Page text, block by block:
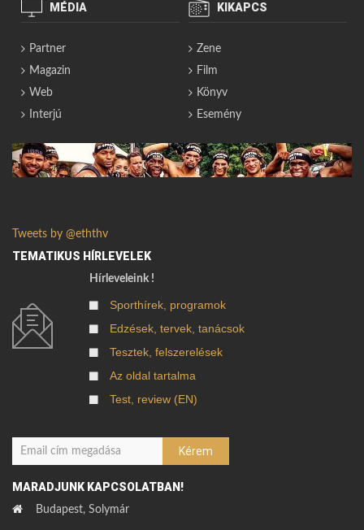
MÉDIA
Partner
Magazin
Web
Interjú
KIKAPCS
Zene
Film
Könyv
Esemény
Tweets by @eththv
TEMATIKUS HÍRLEVELEK
Hírleveleink !
Sporthírek, programok
Edzések, tervek, tanácsok
Tesztek, felszerelések
Az oldal tartalma
Test, review (EN)
MARADJUNK KAPCSOLATBAN!
Budapest, Solymár